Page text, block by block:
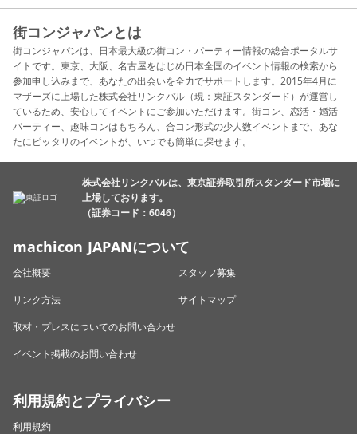
街コンジャパンとは
街コンジャパンは、日本最大級の街コン・パーティー情報の総合ポータルサ
イトです。東京、大阪、名古屋をはじめ日本全国のイベント情報の検索から
参加申し込みまで、あなたの出会いを全力でサポートします。2015年4月に
マザーズに上場した株式会社リンクバル（現：東証スタンダード）が運営し
ているため、安心してイベントにご参加いただけます。街コン、恋活・婚活
パーティー、趣味コンはもちろん、合コン形式の少人数イベントまで、あな
たにピッタリのイベントが、いつでも簡単に探せます。
株式会社リンクバルは、東京証券取引所スタンダード市場に
上場しております。
（証券コード：6046）
machicon JAPANについて
会社概要
スタッフ募集
リンク方法
サイトマップ
取材・プレスについてのお問い合わせ
イベント掲載のお問い合わせ
利用規約とプライバシー
利用規約